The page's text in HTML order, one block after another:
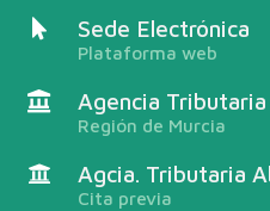
Sede Electrónica
Plataforma web
Agencia Tributaria
Región de Murcia
Agcia. Tributaria
Cita previa